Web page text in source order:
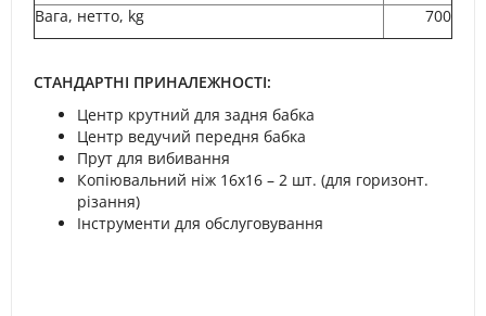
Вага, нетто, kg
700
СТАНДАРТНІ ПРИНАЛЕЖНОСТІ:
Центр крутний для задня бабка
Центр ведучий передня бабка
Прут для вибивання
Копіювальний ніж 16x16 – 2 шт. (для горизонт.
різання)
Інструменти для обслуговування